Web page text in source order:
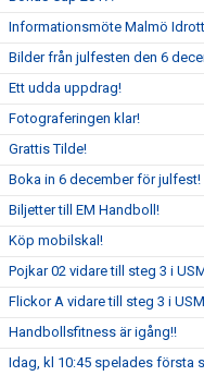
Informationsmöte Malmö
Bilder från julfesten den 6
Ett udda uppdrag!
Fotograferingen klar!
Grattis Tilde!
Boka in 6 december för julfest!
Biljetter till EM Handboll!
Köp mobilskal!
Pojkar 02 vidare till steg 3 i
Flickor A vidare till steg 3 i
Handbollsfitness är igång!!
Idag, kl 10:45 spelades första